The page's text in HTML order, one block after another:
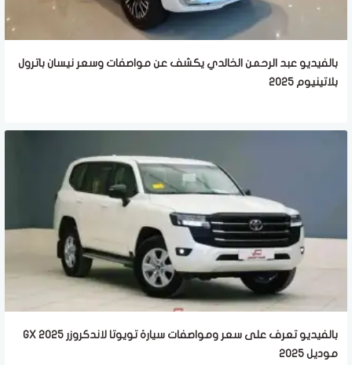
بالفيديو عبد الرحمن الخالدي يكشف عن مواصفات وسعر نيسان باترول
بلاتينيوم 2025
بالفيديو تعرف على سعر ومواصفات سيارة تويوتا لاندكروزر GX 2025
موديل 2025